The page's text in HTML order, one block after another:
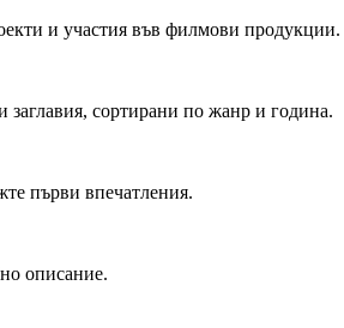
и участия във филмови продукции.
сортирани по жанр и година.
първи впечатления.
описание.